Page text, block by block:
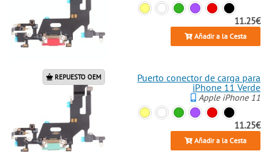
11.25€
Añadir a la Cesta
REPUESTO OEM
Puerto conector de carga para
iPhone 11 Verde
Apple iPhone 11
11.25€
Añadir a la Cesta